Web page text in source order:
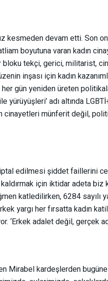
kesmeden devam etti. Son
boyutuna varan kadın
bloku tekçi, gerici, militarist,
inşası için kadın
gün yeniden üreten
adı altında
cinayetleri münferit değil,
iptal edilmesi şiddet faillerini
için iktidar adeta biz
katledilirken, 6284 sayılı
yargı her fırsatta kadın
‘Erkek adalet değil, gerçek
Mirabel kardeşlerden bugüne